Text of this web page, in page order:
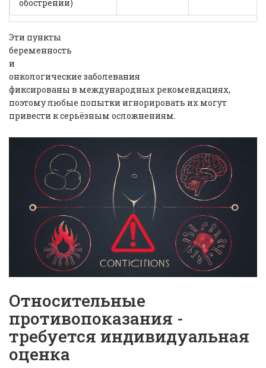
обострении)
Эти пункты
беременность
и
онкологические заболевания
фиксированы в международных рекомендациях,
поэтому любые попытки игнорировать их могут
привести к серьёзным осложнениям.
Относительные
противопоказания -
требуется индивидуальная
оценка